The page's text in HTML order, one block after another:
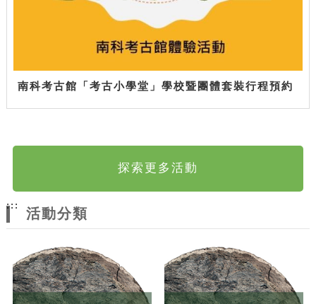
南科考古館「考古小學堂」學校暨團體套裝行程預約
探索更多活動
:::
活動分類